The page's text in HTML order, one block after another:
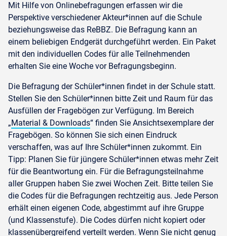
Mit Hilfe von Onlinebefragungen erfassen wir die
Perspektive verschiedener Akteur*innen auf die Schule
beziehungsweise das ReBBZ. Die Befragung kann an
einem beliebigen Endgerät durchgeführt werden. Ein Paket
mit den individuellen Codes für alle Teilnehmenden
erhalten Sie eine Woche vor Befragungsbeginn.
Die Befragung der Schüler*innen findet in der Schule statt.
Stellen Sie den Schüler*innen bitte Zeit und Raum für das
Ausfüllen der Fragebögen zur Verfügung. Im Bereich
„Material & Downloads“ finden Sie Ansichtsexemplare der
Fragebögen. So können Sie sich einen Eindruck
verschaffen, was auf Ihre Schüler*innen zukommt. Ein
Tipp: Planen Sie für jüngere Schüler*innen etwas mehr Zeit
für die Beantwortung ein. Für die Befragungsteilnahme
aller Gruppen haben Sie zwei Wochen Zeit. Bitte teilen Sie
die Codes für die Befragungen rechtzeitig aus. Jede Person
erhält einen eigenen Code, abgestimmt auf ihre Gruppe
(und Klassenstufe). Die Codes dürfen nicht kopiert oder
klassenübergreifend verteilt werden. Wenn Sie nicht genug